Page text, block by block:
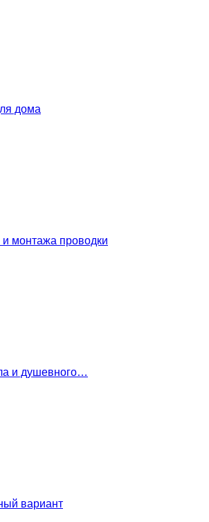
дома
монтажа проводки
и душевного…
вариант